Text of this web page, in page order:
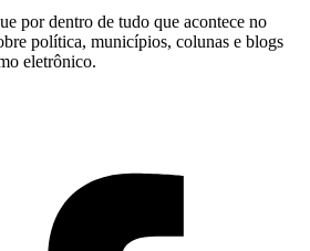
por dentro de tudo que acontece no
política, municípios, colunas e blogs
eletrônico.